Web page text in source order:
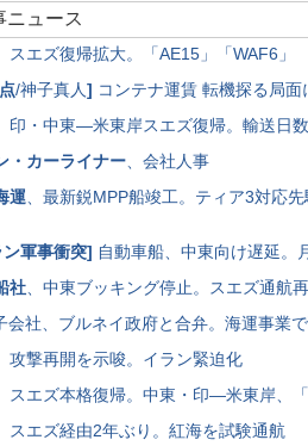
ニュース
、スエズ復帰拡大。「AE15」「WAF6」
/神子真人] コンテナ運賃 転機探る局
、印・中東―米東岸スエズ復帰。輸送日
・カーライナー、会社人事
運、最新鋭MPP船竣工。ティア3対応
軍事衝突] 自動車船、中東向け遅延。
社、中東ブッキング停止。スエズ通航
会社、ブルネイ政府と合弁。海運事業
攻撃再開を示唆。イラン緊迫化
、スエズ本格復帰。中東・印―米東岸、「
、スエズ経由2年ぶり。紅海を試験通航